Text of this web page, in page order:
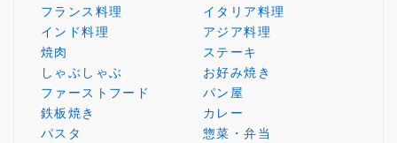
フランス料理
イタリア料理
インド料理
アジア料理
焼肉
ステーキ
しゃぶしゃぶ
お好み焼き
ファーストフード
パン屋
鉄板焼き
カレー
パスタ
惣菜・弁当